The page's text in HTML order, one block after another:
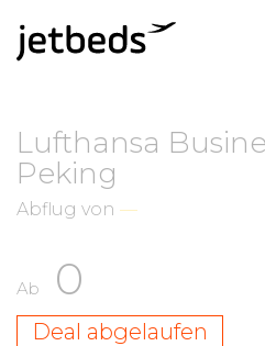
Lufthansa
Peking
Abflug von —
Ab 0
Deal abgelaufen